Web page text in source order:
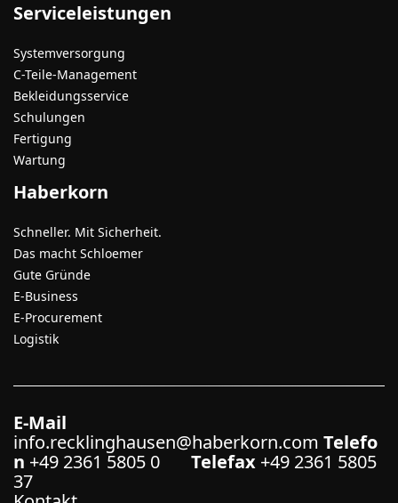
Serviceleistungen
Systemversorgung
C-Teile-Management
Bekleidungsservice
Schulungen
Fertigung
Wartung
Haberkorn
Schneller. Mit Sicherheit.
Das macht Schloemer
Gute Gründe
E-Business
E-Procurement
Logistik
E-Mail
info.recklinghausen@haberkorn.com Telefo
n +49 2361 5805 0 Telefax +49 2361 5805
37